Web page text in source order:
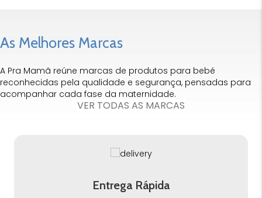
As Melhores Marcas
A Pra Mamã reúne marcas de produtos para bebé
reconhecidas pela qualidade e segurança, pensadas para
acompanhar cada fase da maternidade.
VER TODAS AS MARCAS
Entrega Rápida